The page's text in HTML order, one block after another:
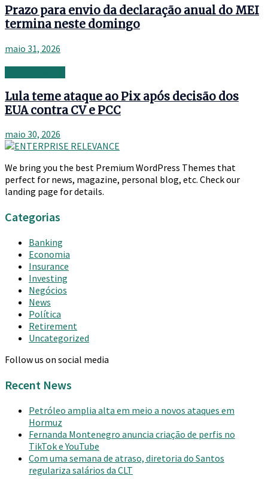
Prazo para envio da declaração anual do MEI
termina neste domingo
maio 31, 2026
Lula teme ataque ao Pix após decisão dos
EUA contra CV e PCC
maio 30, 2026
We bring you the best Premium WordPress Themes that
perfect for news, magazine, personal blog, etc. Check our
landing page for details.
Categorias
Banking
Economia
Insurance
Investing
Negócios
News
Política
Retirement
Uncategorized
Follow us on social media
Recent News
Petróleo amplia alta em meio a novos ataques em
Hormuz
Fernanda Montenegro anuncia criação de perfis no
TikTok e YouTube
Com uma semana de atraso, diretoria do Santos
regulariza salários da CLT